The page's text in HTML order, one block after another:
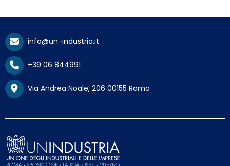
info@un-industria.it
+39 06 844991
Via Andrea Noale, 206 00155 Roma